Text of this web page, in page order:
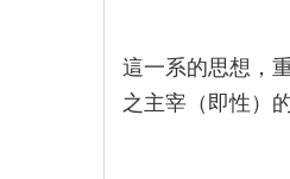
這一系的思想，
之主宰（即性）